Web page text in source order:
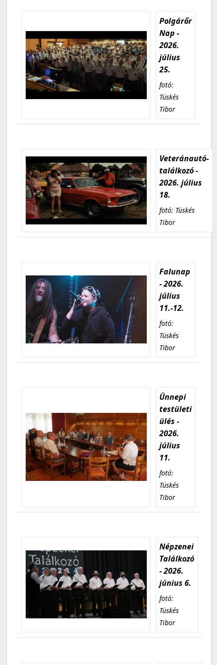
Polgárőr
Nap -
2026.
július
25.
fotó:
Tüskés
Tibor
Veteránautó-
találkozó -
2026. július
18.
fotó: Tüskés
Tibor
Falunap
- 2026.
július
11.-12.
fotó:
Tüskés
Tibor
Ünnepi
testületi
ülés -
2026.
július
11.
fotó:
Tüskés
Tibor
Népzenei
Találkozó
- 2026.
június 6.
fotó:
Tüskés
Tibor